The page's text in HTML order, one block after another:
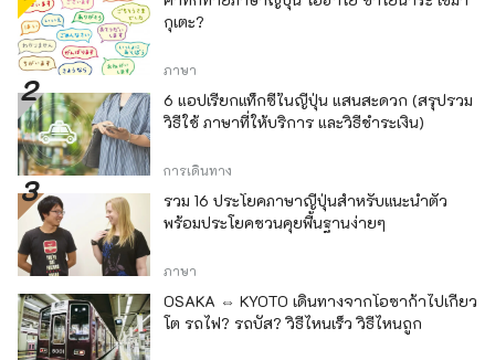
กุเตะ?
ภาษา
6 แอปเรียกแท็กซี่ในญี่ปุ่น แสนสะดวก (สรุปรวม
วิธีใช้ ภาษาที่ให้บริการ และวิธีชำระเงิน)
การเดินทาง
รวม 16 ประโยคภาษาญี่ปุ่นสำหรับแนะนำตัว
พร้อมประโยคชวนคุยพื้นฐานง่ายๆ
ภาษา
OSAKA ⇔ KYOTO เดินทางจากโอซาก้าไปเกียว
โต รถไฟ? รถบัส? วิธีไหนเร็ว วิธีไหนถูก